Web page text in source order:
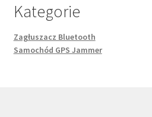
Kategorie
Zagłuszacz Bluetooth
Samochód GPS Jammer